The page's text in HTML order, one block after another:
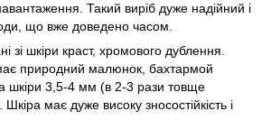
Такий виріб дуже надійний і
що вже доведено часом.
зі шкіри краст, хромового дублення.
природний малюнок, бахтармой
шкіри 3,5-4 мм (в 2-3 рази товще
має дуже високу зносостійкість і